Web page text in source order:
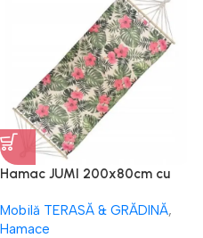
Hamac JUMI 200x80cm cu
Mobilă TERASĂ & GRĂDINĂ,
Hamace